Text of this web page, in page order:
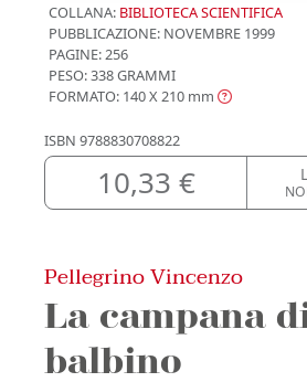
COLLANA: BIBLIOTECA SCIENTIFICA
PUBBLICAZIONE: NOVEMBRE 1999
PAGINE: 256
PESO: 338 GRAMMI
FORMATO: 140 X 210 mm
ISBN 9788830708822
10,33 €
Pellegrino Vincenzo
La campana
balbino